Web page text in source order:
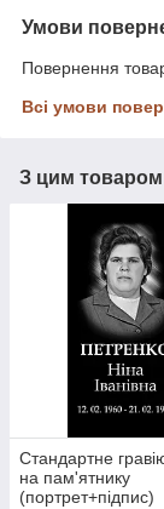
Умови
Повернення
Всі умови
З цим
Стандартне
на пам'ятнику
(портрет+підпис)